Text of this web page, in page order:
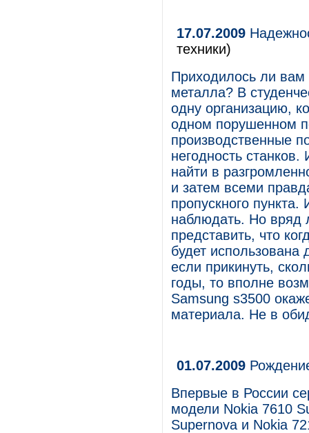
17.07.2009
техники)
Приходилось ли вам
металла? В
одну организацию,
одном порушенном
производственные
негодность
найти в
и затем всеми
пропускного
наблюдать. Но вряд
представить, что
будет
если прикинуть,
годы, то вполне
Samsung s3500
материала. Не в
01.07.2009
Впервые в России
модели Nokia 7610
Supernova и Nokia